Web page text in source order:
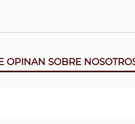
OPINAN SOBRE